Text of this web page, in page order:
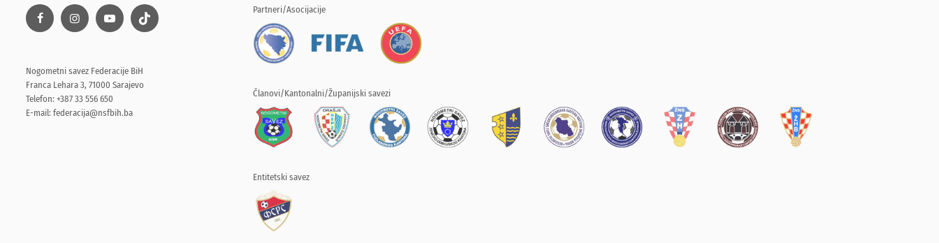
Nogometni savez Federacije BiH
Franca Lehara 3, 71000 Sarajevo
Telefon: +387 33 556 650
E-mail: federacija@nsfbih.ba
Partneri/Asocijacije
Članovi/Kantonalni/Županijski savezi
Entitetski savez